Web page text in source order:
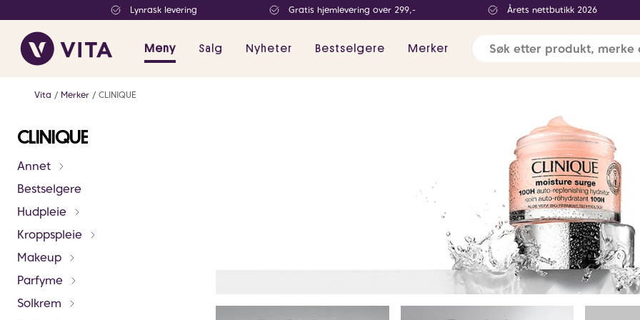
Lynrask levering Gratis hjemlevering over 299,- Årets nettbutikk 2026
Meny Salg Nyheter Bestselgere Merker
Vita Merker CLINIQUE
CLINIQUE
Annet
Bestselgere
Hudpleie
Kroppspleie
Makeup
Parfyme
Solkrem